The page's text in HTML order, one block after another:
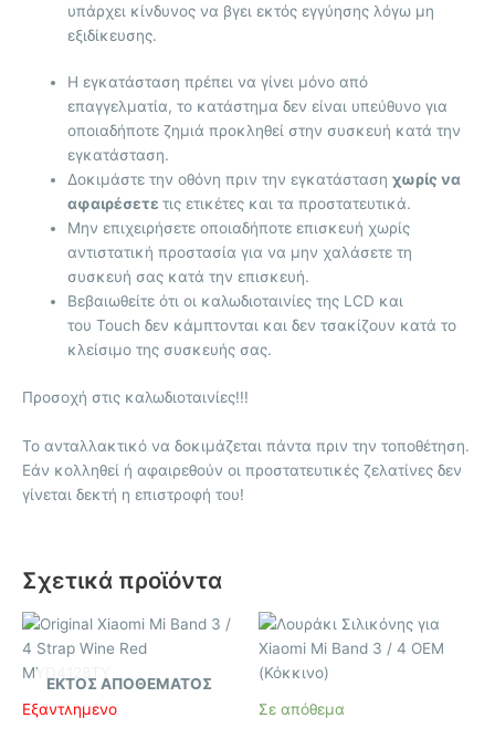
υπάρχει κίνδυνος να βγει εκτός εγγύησης λόγω μη
εξιδίκευσης.
Η εγκατάσταση πρέπει να γίνει μόνο από
επαγγελματία, το κατάστημα δεν είναι υπεύθυνο για
οποιαδήποτε ζημιά προκληθεί στην συσκευή κατά την
εγκατάσταση.
Δοκιμάστε την οθόνη πριν την εγκατάστασηχωρίς να
αφαιρέσετετις ετικέτες και τα προστατευτικά.
Μην επιχειρήσετε οποιαδήποτε επισκευή χωρίς
αντιστατική προστασία για να μην χαλάσετε τη
συσκευή σας κατά την επισκευή.
Βεβαιωθείτε ότι οι καλωδιοταινίες της LCD και
του Touch δεν κάμπτονται και δεν τσακίζουν κατά το
κλείσιμο της συσκευής σας.
Προσοχή στις καλωδιοταινίες!!!
Το ανταλλακτικό να δοκιμάζεται πάντα πριν την τοποθέτηση.
Εάν κολληθεί ή αφαιρεθούν οι προστατευτικές ζελατίνες δεν
γίνεται δεκτή η επιστροφή του!
Σχετικά προϊόντα
ΕΚΤΌΣ ΑΠΟΘΈΜΑΤΟΣ
Εξαντλημένο
Σε απόθεμα